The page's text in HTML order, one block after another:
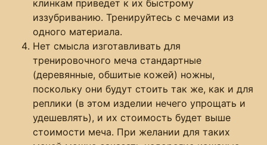
клинкам приведет к их быстрому
иззубриванию. Тренируйтесь с мечами из
одного материала.
Нет смысла изготавливать для
тренировочного меча стандартные
(деревянные, обшитые кожей) ножны,
поскольку они будут стоить так же, как и для
реплики (в этом изделии нечего упрощать и
удешевлять), и их стоимость будет выше
стоимости меча. При желании для таких